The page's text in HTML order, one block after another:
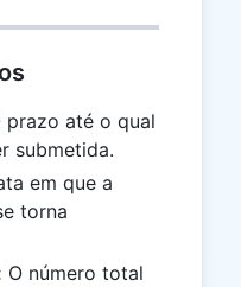
prazo até o qual
submetida.
em que a
torna
O número total